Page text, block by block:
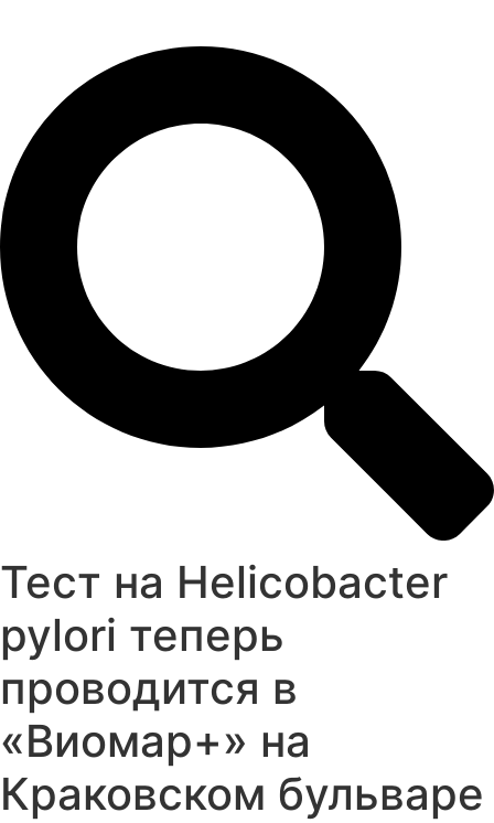
Тест на Helicobacter
pylori теперь
проводится в
«Виомар+» на
Краковском бульваре